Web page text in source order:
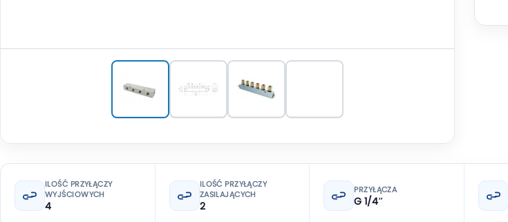
ILOŚĆ PRZYŁĄCZY
WYJŚCIOWYCH
4
ILOŚĆ PRZYŁĄCZY
ZASILAJĄCYCH
2
PRZYŁĄCZA
G 1/4″